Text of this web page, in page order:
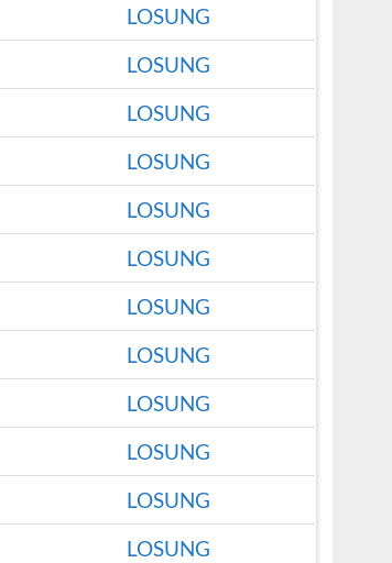
LOSUNG
LOSUNG
LOSUNG
LOSUNG
LOSUNG
LOSUNG
LOSUNG
LOSUNG
LOSUNG
LOSUNG
LOSUNG
LOSUNG